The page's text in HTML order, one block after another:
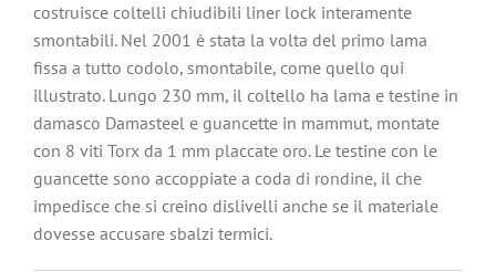
costruisce coltelli chiudibili liner lock interamente
smontabili. Nel 2001 è stata la volta del primo lama
fissa a tutto codolo, smontabile, come quello qui
illustrato. Lungo 230 mm, il coltello ha lama e testine in
damasco Damasteel e guancette in mammut, montate
con 8 viti Torx da 1 mm placcate oro. Le testine con le
guancette sono accoppiate a coda di rondine, il che
impedisce che si creino dislivelli anche se il materiale
dovesse accusare sbalzi termici.